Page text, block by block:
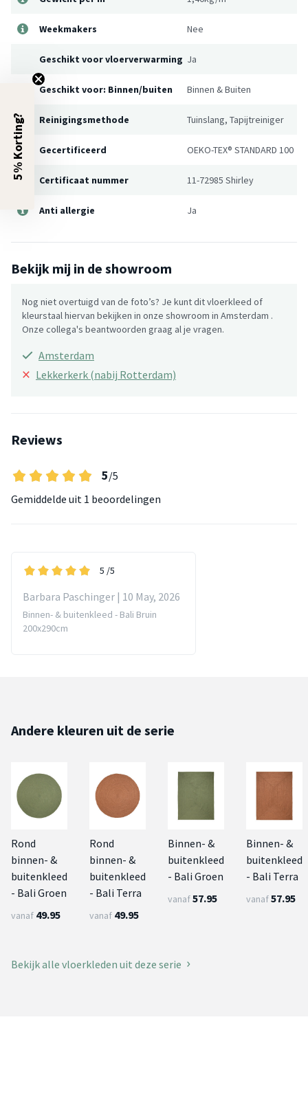
Weekmakers Nee
Geschikt voor vloerverwarming Ja
Geschikt voor: Binnen/buiten Binnen & Buiten
Reinigingsmethode Tuinslang, Tapijtreiniger
Gecertificeerd OEKO-TEX® STANDARD 100
Certificaat nummer 11-72985 Shirley
Anti allergie Ja
Bekijk mij in de showroom
Nog niet overtuigd van de foto’s? Je kunt dit vloerkleed of
kleurstaal hiervan bekijken in onze showroom in Amsterdam .
Onze collega's beantwoorden graag al je vragen.
Amsterdam
× Lekkerkerk (nabij Rotterdam)
Reviews
5/5
Gemiddelde uit 1 beoordelingen
5 /5
Barbara Paschinger | 10 May, 2026
Binnen- & buitenkleed - Bali Bruin
200x290cm
Andere kleuren uit de serie
Rond
binnen- &
buitenkleed
- Bali Groen
vanaf 49.95
Rond
binnen- &
buitenkleed
- Bali Terra
vanaf 49.95
Binnen- &
buitenkleed
- Bali Groen
vanaf57.95
Binnen- &
buitenkleed
- Bali Terra
vanaf57.95
Bekijk alle vloerkleden uit deze serie
5% Korting?